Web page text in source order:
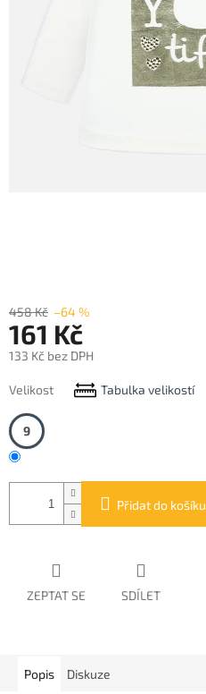
458 Kč –64 %
161 Kč
133 Kč bez DPH
cena:
Velikost Tabulka velikostí
9
Přidat do košíku
ZEPTAT SE SDÍLET
Popis Diskuze